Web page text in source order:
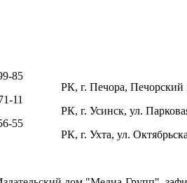
РК, г. Печора, Печорский
РК, г. Усинск, ул.
РК, г. Ухта, ул.
85
11
55